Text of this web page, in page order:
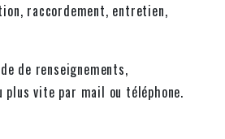
raccordement, entretien,
de renseignements,
plus vite par mail ou téléphone.